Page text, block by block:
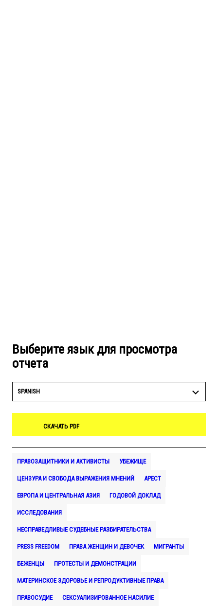
Выберите язык для просмотра
отчета
SPANISH
СКАЧАТЬ PDF
ПРАВОЗАЩИТНИКИ И АКТИВИСТЫ УБЕЖИЩЕ
ЦЕНЗУРА И СВОБОДА ВЫРАЖЕНИЯ МНЕНИЙ АРЕСТ
ЕВРОПА И ЦЕНТРАЛЬНАЯ АЗИЯ ГОДОВОЙ ДОКЛАД
ИССЛЕДОВАНИЯ
НЕСПРАВЕДЛИВЫЕ СУДЕБНЫЕ РАЗБИРАТЕЛЬСТВА
PRESS FREEDOM ПРАВА ЖЕНЩИН И ДЕВОЧЕК МИГРАНТЫ
БЕЖЕНЦЫ ПРОТЕСТЫ И ДЕМОНСТРАЦИИ
МАТЕРИНСКОЕ ЗДОРОВЬЕ И РЕПРОДУКТИВНЫЕ ПРАВА
ПРАВОСУДИЕ СЕКСУАЛИЗИРОВАННОЕ НАСИЛИЕ